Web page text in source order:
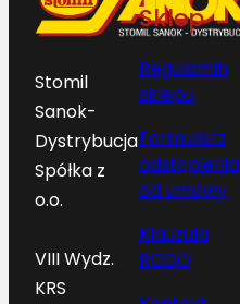
Stomil
Sanok-
Dystrybucja
Spółka z
o.o.
VIII Wydz.
KRS
Sklep
Regulamin
sklepu
Formularz
odstąpienia
od umowy
Klauzula
RODO